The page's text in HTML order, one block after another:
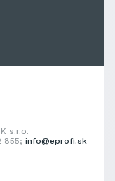
s.r.o.
855; info@eprofi.sk